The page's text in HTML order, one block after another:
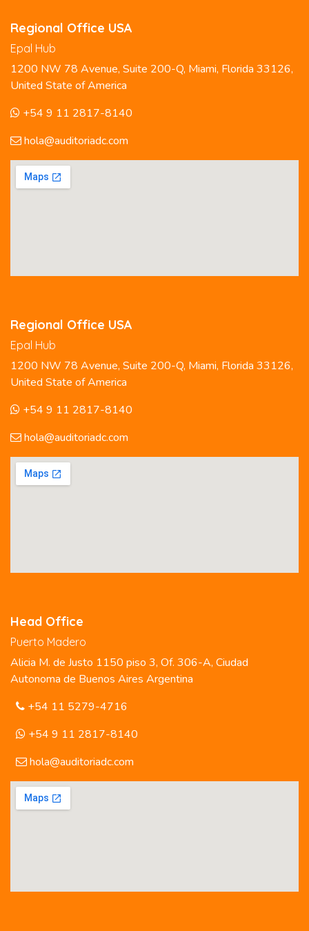
Regional Office USA
Epal Hub
1200 NW 78 Avenue, Suite 200-Q, Miami, Florida 33126,
United State of America
+54 9 11 2817-8140
hola@auditoriadc.com
Regional Office USA
Epal Hub
1200 NW 78 Avenue, Suite 200-Q, Miami, Florida 33126,
United State of America
+54 9 11 2817-8140
hola@auditoriadc.com
Head Office
Puerto Madero
Alicia M. de Justo 1150 piso 3, Of. 306-A, Ciudad
Autonoma de Buenos Aires Argentina
+54 11 5279-4716
+54 9 11 2817-8140
hola@auditoriadc.com